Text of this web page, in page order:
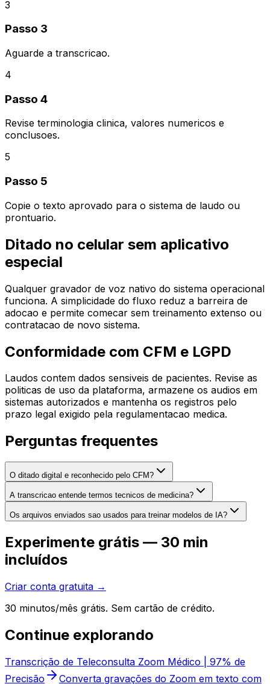
3
Passo 3
Aguarde a transcricao.
4
Passo 4
Revise terminologia clinica, valores numericos e
conclusoes.
5
Passo 5
Copie o texto aprovado para o sistema de laudo ou
prontuario.
Ditado no celular sem aplicativo
especial
Qualquer gravador de voz nativo do sistema operacional
funciona. A simplicidade do fluxo reduz a barreira de
adocao e permite comecar sem treinamento extenso ou
contratacao de novo sistema.
Conformidade com CFM e LGPD
Laudos contem dados sensiveis de pacientes. Revise as
politicas de uso da plataforma, armazene os audios em
sistemas autorizados e mantenha os registros pelo
prazo legal exigido pela regulamentacao medica.
Perguntas frequentes
O ditado digital e reconhecido pelo CFM?
A transcricao entende termos tecnicos de medicina?
Os arquivos enviados sao usados para treinar modelos de IA?
Experimente grátis — 30 min
incluídos
Criar conta gratuita →
30 minutos/mês grátis. Sem cartão de crédito.
Continue explorando
Transcrição de Teleconsulta Zoom Médico | 97% de
Precisão
Converta gravações do Zoom em texto com